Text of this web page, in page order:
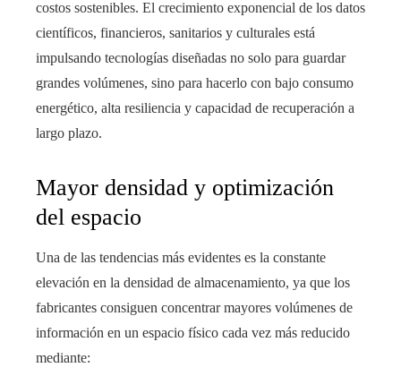
costos sostenibles. El crecimiento exponencial de los datos
científicos, financieros, sanitarios y culturales está
impulsando tecnologías diseñadas no solo para guardar
grandes volúmenes, sino para hacerlo con bajo consumo
energético, alta resiliencia y capacidad de recuperación a
largo plazo.
Mayor densidad y optimización
del espacio
Una de las tendencias más evidentes es la constante
elevación en la densidad de almacenamiento, ya que los
fabricantes consiguen concentrar mayores volúmenes de
información en un espacio físico cada vez más reducido
mediante: